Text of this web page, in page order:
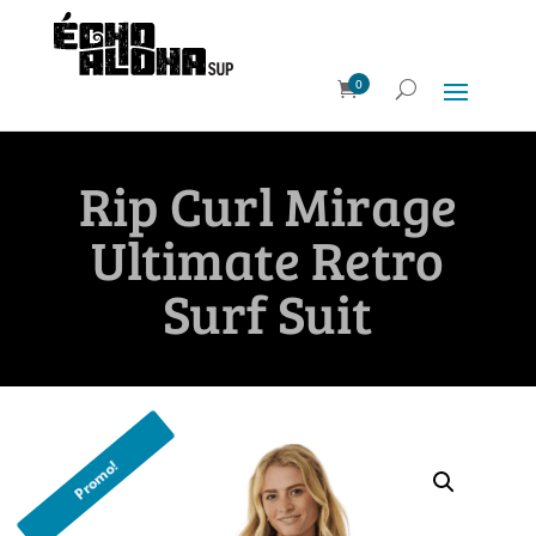
0
Rip Curl Mirage
Ultimate Retro
Surf Suit
Promo!